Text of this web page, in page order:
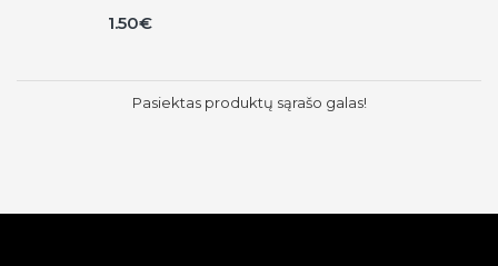
1.50€
Pasiektas produktų sąrašo galas!